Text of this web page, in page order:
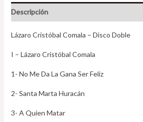
Descripción
Lázaro Cristóbal Comala – Disco Doble
I – Lázaro Cristóbal Comala
1- No Me Da La Gana Ser Feliz
2- Santa Marta Huracán
3- A Quien Matar